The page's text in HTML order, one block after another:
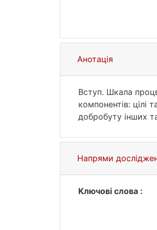
Анотація
Вступ. Шкала
компонентів: цілі
добробуту інших
чотири хвилі
відхиленні 12,8).
Результати.
Брауна для двох
однофакторну
студентів (25
характеристики.
спорідненими
Напрями
Ключові слова :